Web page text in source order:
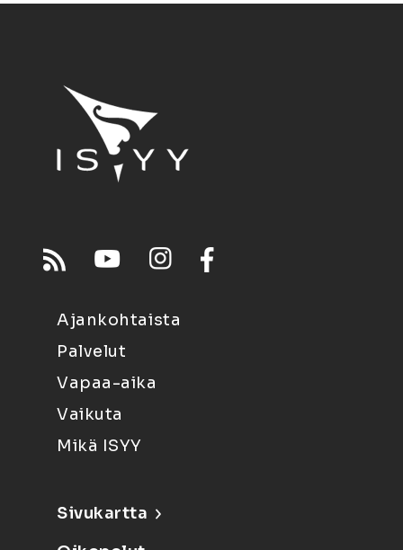
Ajankohtaista
Palvelut
Vapaa-aika
Vaikuta
Mikä ISYY
Sivukartta